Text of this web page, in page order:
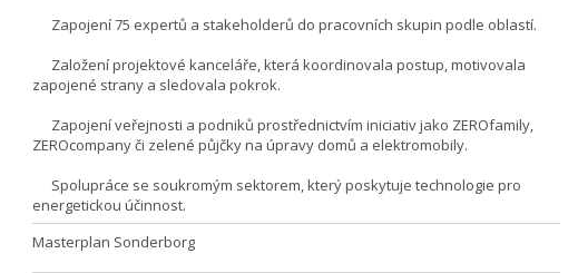
Zapojení 75 expertů a stakeholderů do pracovních skupin podle oblastí.
Založení projektové kanceláře, která koordinovala postup, motivovala
zapojené strany a sledovala pokrok.
Zapojení veřejnosti a podniků prostřednictvím iniciativ jako ZEROfamily,
ZEROcompany či zelené půjčky na úpravy domů a elektromobily.
Spolupráce se soukromým sektorem, který poskytuje technologie pro
energetickou účinnost.
Masterplan Sonderborg